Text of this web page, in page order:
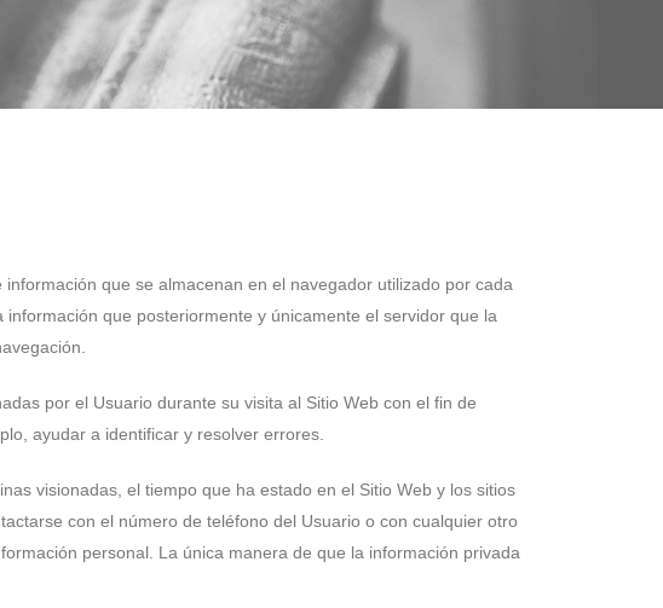
que se almacenan en el navegador utilizado por cada
que posteriormente y únicamente el servidor que la
por el Usuario durante su visita al Sitio Web con el fin de
ayudar a identificar y resolver errores.
visionadas, el tiempo que ha estado en el Sitio Web y los sitios
con el número de teléfono del Usuario o con cualquier otro
personal. La única manera de que la información privada